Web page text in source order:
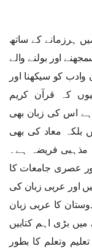
ہرزمانے کے ساتھ
اور بولنے والے
کو سیکھنا اور
کہ قرآن کریم
ہے اس کی زبان بھی
معاد کی بھی
مذہبی فریضہ ہے۔
عصری جامعات کا
اور عربی زبان کی
کا عربی زبان
بڑی اہم کتابیں
وتعلم کا بطور